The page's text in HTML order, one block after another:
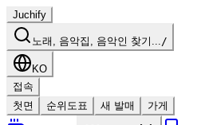
Juchify
노래, 음악집, 음악인 찾기.../
KO
접속
첫면
순위도표 새 발매 가게